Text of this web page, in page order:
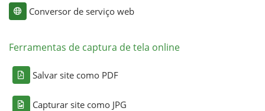
Conversor de serviço web
Ferramentas de captura de tela online
Salvar site como PDF
Capturar site como JPG